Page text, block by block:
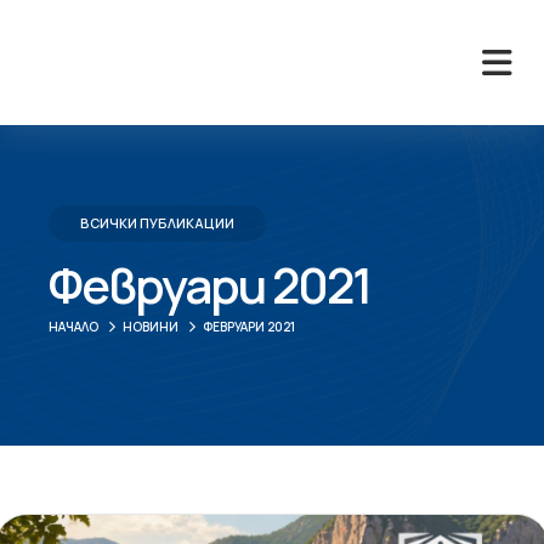
ВСИЧКИ ПУБЛИКАЦИИ
Февруари 2021
НАЧАЛО НОВИНИ ФЕВРУАРИ 2021